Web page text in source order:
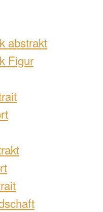
abstrakt
Figur